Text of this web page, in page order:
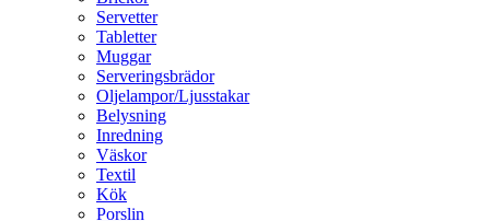
Servetter
Tabletter
Muggar
Serveringsbrädor
Oljelampor/Ljusstakar
Belysning
Inredning
Väskor
Textil
Kök
Porslin